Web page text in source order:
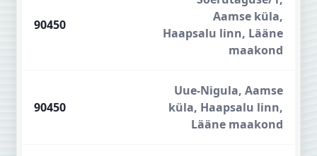
90450
Aamse küla,
Haapsalu linn, Lääne
maakond
90450
Uue-Nigula, Aamse
küla, Haapsalu linn,
Lääne maakond